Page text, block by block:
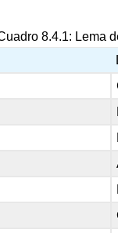
8.4.1: Lema